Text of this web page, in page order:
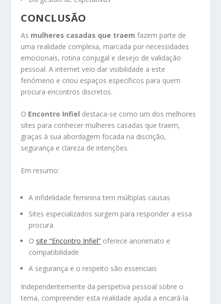
CONCLUSÃO
As mulheres casadas que traem fazem parte de
uma realidade complexa, marcada por necessidades
emocionais, rotina conjugal e desejo de validação
pessoal. A internet veio dar visibilidade a este
fenómeno e criou espaços específicos para quem
procura encontros discretos.
O Encontro Infiel destaca-se como um dos melhores
sites para conhecer mulheres casadas que traem,
graças à sua abordagem focada na discrição,
segurança e clareza de intenções.
Em resumo:
A infidelidade feminina tem múltiplas causas
Sites especializados surgem para responder a essa
procura
O site “Encontro Infiel” oferece anonimato e
compatibilidade
A segurança e o respeito são essenciais
Independentemente da perspetiva pessoal sobre o
tema, compreender esta realidade ajuda a encará-la